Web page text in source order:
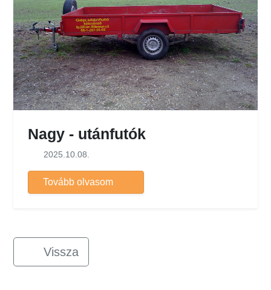
Nagy - utánfutók
2025.10.08.
Tovább olvasom
Vissza